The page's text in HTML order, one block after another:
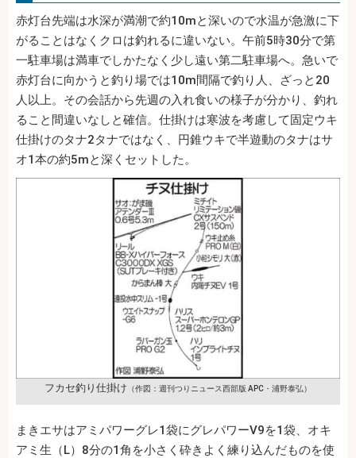
赤灯台先端は水深が満潮で約10mと深いので水温が急激に下
がることはなくクロは釣れるに違いない。午前5時30分で第
一駐車場は満車でしかたなく少し遠い第二駐車場へ。急いで
赤灯台に向かうと釣り場では10m間隔で釣り人、ざっと20
人以上。その会話から先週の入れ食いの様子が分かり、釣れ
ること間違いなしと確信。仕掛けは寒波を考慮して固定ウキ
仕掛けのタナ2タナではなく、円錐ウキで半遊動のタナはサ
オ1本の約5mと深くセットした。
フカセ釣り仕掛け （作図：週刊つりニュース西部版 APC・浦野泰弘）
まきエサはアミパワーグレ1袋にグレパワーV9を1袋、オキ
アミ生（L）8分の1角を小さく砕きよく練り込んだものを使